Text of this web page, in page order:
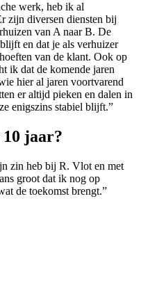
werk, heb ik al
zijn diversen diensten bij
van A naar B. De
en dat je als verhuizer
van de klant. Ook op
ik dat de komende jaren
hier al jaren voortvarend
er altijd pieken en dalen in
enigszins stabiel blijft.”
jaar?
zin heb bij R. Vlot en met
groot dat ik nog op
de toekomst brengt.”